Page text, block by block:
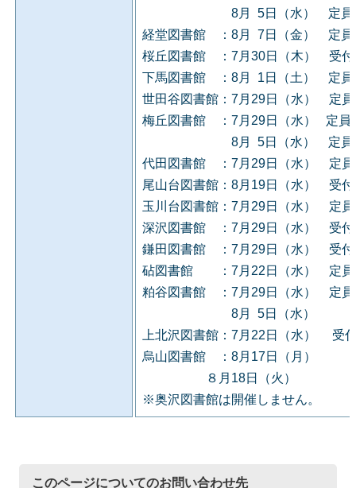
8月 5日（水） 定員に達
経堂図書館 ：8月 7日（金） 定員
桜丘図書館 ：7月30日（木） 受付
下馬図書館 ：8月 1日（土） 定員
世田谷図書館：7月29日（水） 定員
梅丘図書館 ：7月29日（水） 定員
8月 5日（水） 定員に達
代田図書館 ：7月29日（水） 定員
尾山台図書館：8月19日（水） 受
玉川台図書館：7月29日（水） 定員
深沢図書館 ：7月29日（水） 受付
鎌田図書館 ：7月29日（水） 受付
砧図書館 ：7月22日（水） 定員
粕谷図書館 ：7月29日（水） 定員
8月 5日（水）
上北沢図書館：7月22日（水） 受
烏山図書館 ：8月17日（月）
８月18日（火）
※奥沢図書館は開催しません。
このページについてのお問い合わせ先